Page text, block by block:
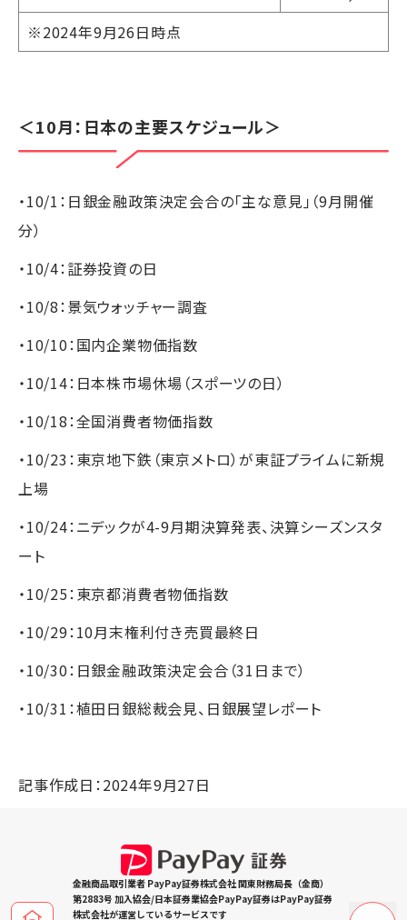
※2024年9月26日時点
＜10月：日本の主要スケジュール＞
・10/1：日銀金融政策決定会合の｢主な意見｣（9月開催
分）
・10/4：証券投資の日
・10/8：景気ウォッチャー調査
・10/10：国内企業物価指数
・10/14：日本株市場休場（スポーツの日）
・10/18：全国消費者物価指数
・10/23：東京地下鉄（東京メトロ）が東証プライムに新規
上場
・10/24：ニデックが4-9月期決算発表、決算シーズンスタ
ート
・10/25：東京都消費者物価指数
・10/29：10月末権利付き売買最終日
・10/30：日銀金融政策決定会合（31日まで）
・10/31：植田日銀総裁会見、日銀展望レポート
記事作成日：2024年9月27日
金融商品取引業者 PayPay証券株式会社 関東財務局長（金商）
第2883号 加入協会/日本証券業協会PayPay証券はPayPay証券
株式会社が運営しているサービスです